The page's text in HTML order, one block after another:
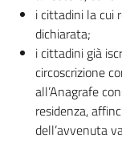
i cittadini la cui
dichiarata;
i cittadini già
circoscrizione
all’Anagrafe
residenza,
dell’avvenuta